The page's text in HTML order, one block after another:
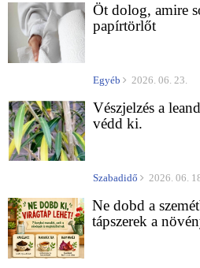
Öt dolog, amire
papírtörlőt
Egyéb 2026. 06. 23.
Vészjelzés a
védd ki.
Szabadidő 2026. 06.
Ne dobd a
tápszerek a